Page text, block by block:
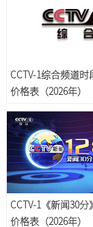
CCTV-1综合频道时
价格表（2026年）
CCTV-1《新闻30分
价格表（2026年）